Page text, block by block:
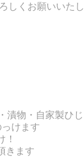
しくお願いいたし
漬物・自家製ひじ
けます
！
きます